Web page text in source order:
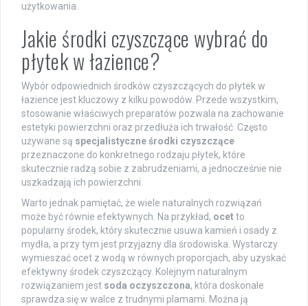
użytkowania.
Jakie środki czyszczące wybrać do
płytek w łazience?
Wybór odpowiednich środków czyszczących do płytek w
łazience jest kluczowy z kilku powodów. Przede wszystkim,
stosowanie właściwych preparatów pozwala na zachowanie
estetyki powierzchni oraz przedłuża ich trwałość. Często
używane są specjalistyczne środki czyszczące
przeznaczone do konkretnego rodzaju płytek, które
skutecznie radzą sobie z zabrudzeniami, a jednocześnie nie
uszkadzają ich powierzchni.
Warto jednak pamiętać, że wiele naturalnych rozwiązań
może być równie efektywnych. Na przykład, ocetto
popularny środek, który skutecznie usuwa kamień i osady z
mydła, a przy tym jest przyjazny dla środowiska. Wystarczy
wymieszać ocet z wodą w równych proporcjach, aby uzyskać
efektywny środek czyszczący. Kolejnym naturalnym
rozwiązaniem jest soda oczyszczona, która doskonale
sprawdza się w walce z trudnymi plamami. Można ją